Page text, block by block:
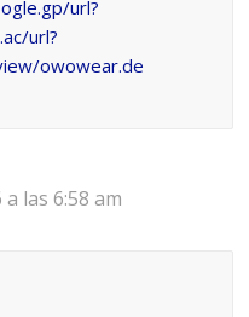
url?
url?
owowear.de
las 6:58 am